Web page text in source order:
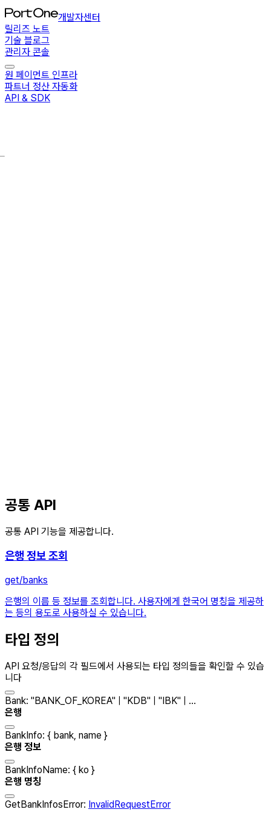
개발자센터
릴리즈 노트
기술 블로그
관리자 콘솔
원 페이먼트 인프라
파트너 정산 자동화
API & SDK
공통 API
공통 API 기능을 제공합니다.
은행 정보 조회
get/banks
은행의 이름 등 정보를 조회합니다. 사용자에게 한국어 명칭을 제공하
는 등의 용도로 사용하실 수 있습니다.
타입 정의
API 요청/응답의 각 필드에서 사용되는 타입 정의들을 확인할 수 있습
니다
Bank: "BANK_OF_KOREA" "KDB" "IBK" | ...
은행
BankInfo: { bank name }
은행 정보
BankInfoName: { ko }
은행 명칭
GetBankInfosError: InvalidRequestError